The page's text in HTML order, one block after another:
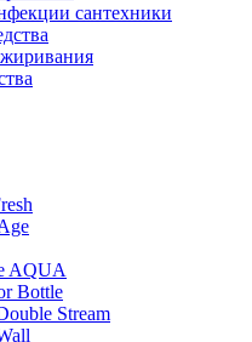
сантехники
AQUA
Bottle
Stream